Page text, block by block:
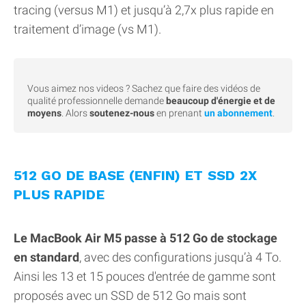
tracing (versus M1) et jusqu’à 2,7x plus rapide en
traitement d’image (vs M1).
Vous aimez nos videos ? Sachez que faire des vidéos de
qualité professionnelle demande beaucoup d'énergie et de
moyens. Alorssoutenez-nousen prenant un abonnement.
512 GO DE BASE (ENFIN) ET SSD 2X
PLUS RAPIDE
Le MacBook Air M5 passe à 512 Go de stockage
en standard, avec des configurations jusqu’à 4 To.
Ainsi les 13 et 15 pouces d'entrée de gamme sont
proposés avec un SSD de 512 Go mais sont